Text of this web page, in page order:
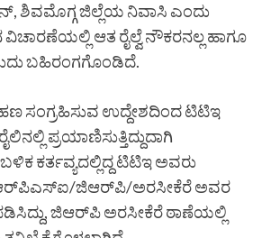
ಶಿವಮೊಗ್ಗ ಜಿಲ್ಲೆಯ ನಿವಾಸಿ ಎಂದು
ವಿಚಾರಣೆಯಲ್ಲಿ ಆತ ರೈಲ್ವೆ ನೌಕರನಲ್ಲ ಹಾಗೂ
ಬಹಿರಂಗಗೊಂಡಿದೆ.
ಸಂಗ್ರಹಿಸುವ ಉದ್ದೇಶದಿಂದ ಟಿಟಿಇ
ಪ್ರಯಾಣಿಸುತ್ತಿದ್ದುದಾಗಿ
ಕರ್ತವ್ಯದಲ್ಲಿದ್ದ ಟಿಟಿಇ ಅವರು
ಜಿಆರ್‌ಪಿ/ಅರಸೀಕೆರೆ ಅವರ
ಜಿಆರ್‌ಪಿ ಅರಸೀಕೆರೆ ಠಾಣೆಯಲ್ಲಿ